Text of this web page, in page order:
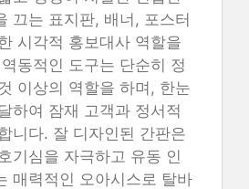
끄는 표지판, 배너, 포스터
시각적 홍보대사 역할을
동적인 도구는 단순히 정
이상의 역할을 하며, 한눈
하여 잠재 고객과 정서적
니다. 잘 디자인된 간판은
기심을 자극하고 유동 인
매력적인 오아시스로 탈바